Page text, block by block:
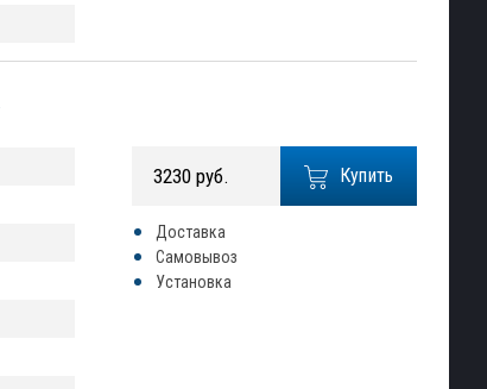
Купить
3230 руб.
Доставка
Самовывоз
Установка